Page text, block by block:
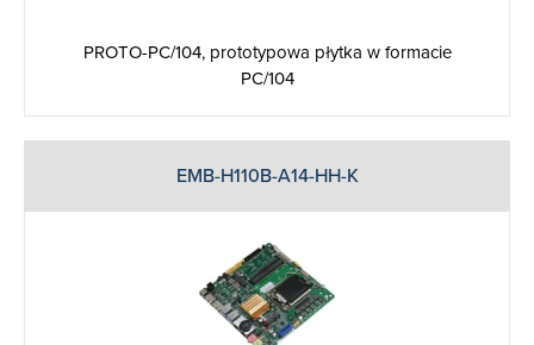
PROTO-PC/104, prototypowa płytka w formacie
PC/104
EMB-H110B-A14-HH-K